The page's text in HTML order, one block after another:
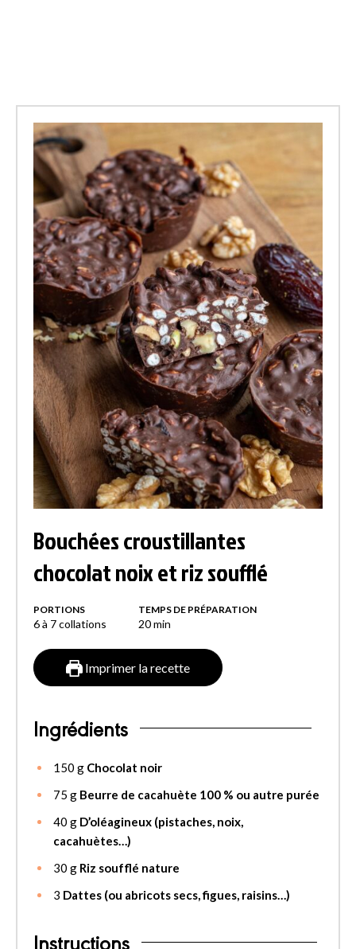
Bouchées croustillantes
chocolat noix et riz soufflé
PORTIONS
6à 7 collations
TEMPS DE PRÉPARATION
20min
Imprimer la recette
Ingrédients
150 g Chocolat noir
75 g Beurre de cacahuète 100 % ou autre purée
40 g D’oléagineux (pistaches, noix,
cacahuètes…)
30 g Riz soufflé nature
3 Dattes (ou abricots secs, figues, raisins…)
Instructions